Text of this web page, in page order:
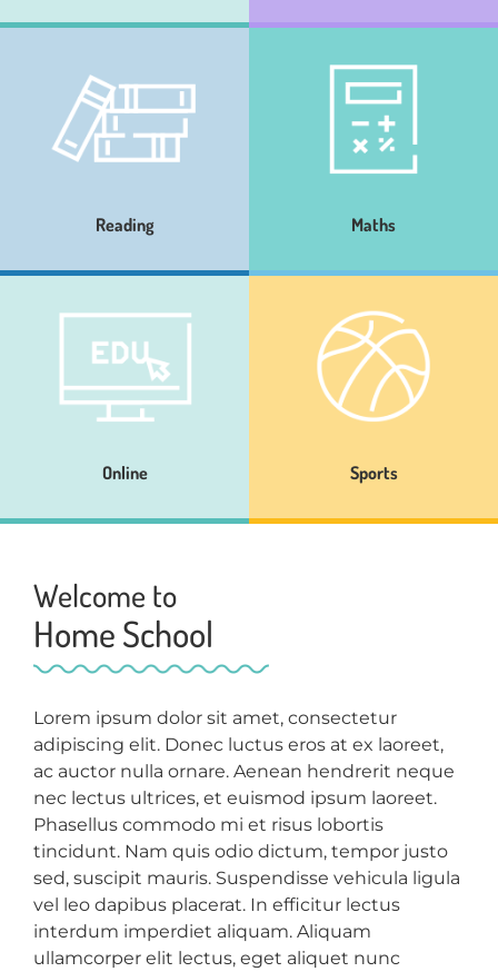
Reading Maths
Online Sports
Welcome to
Home School
Lorem ipsum dolor sit amet, consectetur
adipiscing elit. Donec luctus eros at ex laoreet,
ac auctor nulla ornare. Aenean hendrerit neque
nec lectus ultrices, et euismod ipsum laoreet.
Phasellus commodo mi et risus lobortis
tincidunt. Nam quis odio dictum, tempor justo
sed, suscipit mauris. Suspendisse vehicula ligula
vel leo dapibus placerat. In efficitur lectus
interdum imperdiet aliquam. Aliquam
ullamcorper elit lectus, eget aliquet nunc